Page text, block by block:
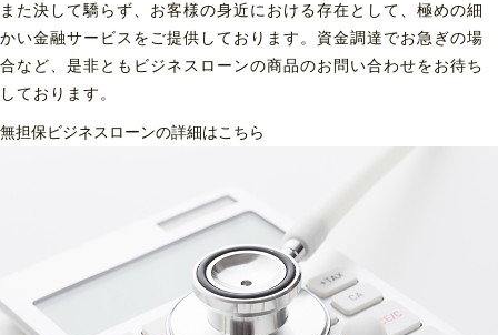
また決して驕らず、お客様の身近における存在として、極めの細
かい金融サービスをご提供しております。資金調達でお急ぎの場
合など、是非ともビジネスローンの商品のお問い合わせをお待ち
しております。
無担保ビジネスローンの詳細はこちら